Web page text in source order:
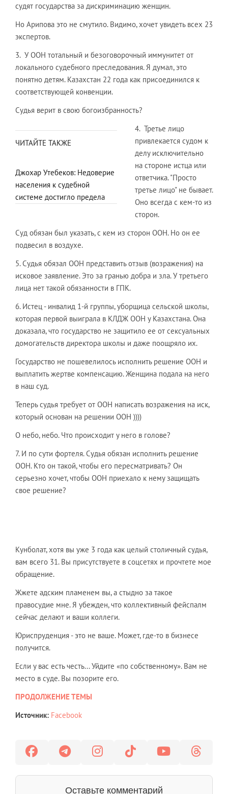
судят государства за дискриминацию женщин.
Но Арипова это не смутило. Видимо, хочет увидеть всех 23
экспертов.
3. У ООН тотальный и безоговорочный иммунитет от
локального судебного преследования. Я думал, это
понятно детям. Казахстан 22 года как присоединился к
соответствующей конвенции.
Судья верит в свою богоизбранность?
ЧИТАЙТЕ ТАКЖЕ
Джохар Утебеков: Недоверие
населения к судебной
системе достигло предела
4. Третье лицо
привлекается судом к
делу исключительно
на стороне истца или
ответчика. "Просто
третье лицо" не бывает.
Оно всегда с кем-то из
сторон.
Суд обязан был указать, с кем из сторон ООН. Но он ее
подвесил в воздухе.
5. Судья обязал ООН представить отзыв (возражения) на
исковое заявление. Это за гранью добра и зла. У третьего
лица нет такой обязанности в ГПК.
6. Истец - инвалид 1-й группы, уборщица сельской школы,
которая первой выиграла в КЛДЖ ООН у Казахстана. Она
доказала, что государство не защитило ее от сексуальных
домогательств директора школы и даже поощряло их.
Государство не пошевелилось исполнить решение ООН и
выплатить жертве компенсацию. Женщина подала на него
в наш суд.
Теперь судья требует от ООН написать возражения на иск,
который основан на решении ООН ))))
О небо, небо. Что происходит у него в голове?
7. И по сути фортеля. Судья обязан исполнить решение
ООН. Кто он такой, чтобы его пересматривать? Он
серьезно хочет, чтобы ООН приехало к нему защищать
свое решение?
Кунболат, хотя вы уже 3 года как целый столичный судья,
вам всего 31. Вы присутствуете в соцсетях и прочтете мое
обращение.
Жжете адским пламенем вы, а стыдно за такое
правосудие мне. Я убежден, что коллективный фейспалм
сейчас делают и ваши коллеги.
Юриспруденция - это не ваше. Может, где-то в бизнесе
получится.
Если у вас есть честь... Уйдите «по собственному». Вам не
место в суде. Вы позорите его.
ПРОДОЛЖЕНИЕ ТЕМЫ
Источник: Facebook
Оставьте комментарий